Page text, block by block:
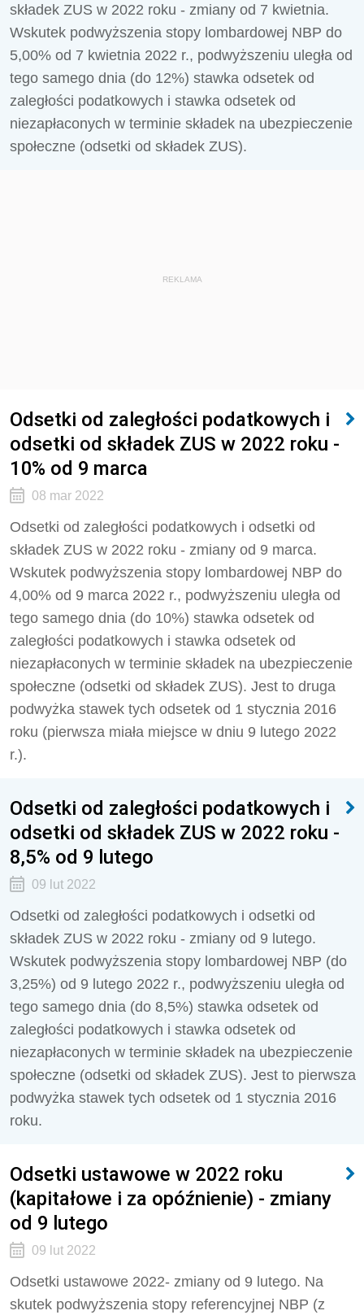
składek ZUS w 2022 roku - zmiany od 7 kwietnia.
Wskutek podwyższenia stopy lombardowej NBP do
5,00% od 7 kwietnia 2022 r., podwyższeniu uległa od
tego samego dnia (do 12%) stawka odsetek od
zaległości podatkowych i stawka odsetek od
niezapłaconych w terminie składek na ubezpieczenie
społeczne (odsetki od składek ZUS).
REKLAMA
Odsetki od zaległości podatkowych i
odsetki od składek ZUS w 2022 roku -
10% od 9 marca
08 mar 2022
Odsetki od zaległości podatkowych i odsetki od
składek ZUS w 2022 roku - zmiany od 9 marca.
Wskutek podwyższenia stopy lombardowej NBP do
4,00% od 9 marca 2022 r., podwyższeniu uległa od
tego samego dnia (do 10%) stawka odsetek od
zaległości podatkowych i stawka odsetek od
niezapłaconych w terminie składek na ubezpieczenie
społeczne (odsetki od składek ZUS). Jest to druga
podwyżka stawek tych odsetek od 1 stycznia 2016
roku (pierwsza miała miejsce w dniu 9 lutego 2022
r.).
Odsetki od zaległości podatkowych i
odsetki od składek ZUS w 2022 roku -
8,5% od 9 lutego
09 lut 2022
Odsetki od zaległości podatkowych i odsetki od
składek ZUS w 2022 roku - zmiany od 9 lutego.
Wskutek podwyższenia stopy lombardowej NBP (do
3,25%) od 9 lutego 2022 r., podwyższeniu uległa od
tego samego dnia (do 8,5%) stawka odsetek od
zaległości podatkowych i stawka odsetek od
niezapłaconych w terminie składek na ubezpieczenie
społeczne (odsetki od składek ZUS). Jest to pierwsza
podwyżka stawek tych odsetek od 1 stycznia 2016
roku.
Odsetki ustawowe w 2022 roku
(kapitałowe i za opóźnienie) - zmiany
od 9 lutego
09 lut 2022
Odsetki ustawowe 2022- zmiany od 9 lutego. Na
skutek podwyższenia stopy referencyjnej NBP (z